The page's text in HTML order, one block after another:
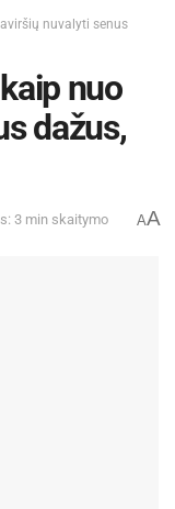
nuvalyti senus
nuo
dažus,
3 min skaitymo AA